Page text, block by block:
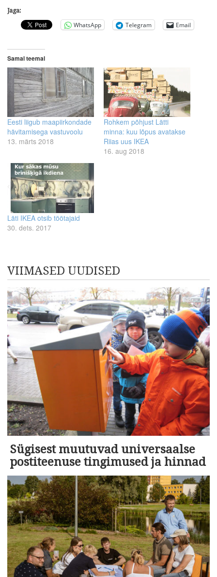
Jaga:
WhatsApp Telegram Email
Samal teemal
Eesti liigub maapiirkondade
hävitamisega vastuvoolu
13. märts 2018
Rohkem põhjust Lätti
minna: kuu lõpus avatakse
Riias uus IKEA
16. aug 2018
Läti IKEA otsib töötajaid
30. dets. 2017
VIIMASED UUDISED
Sügisest muutuvad universaalse
postiteenuse tingimused ja hinnad